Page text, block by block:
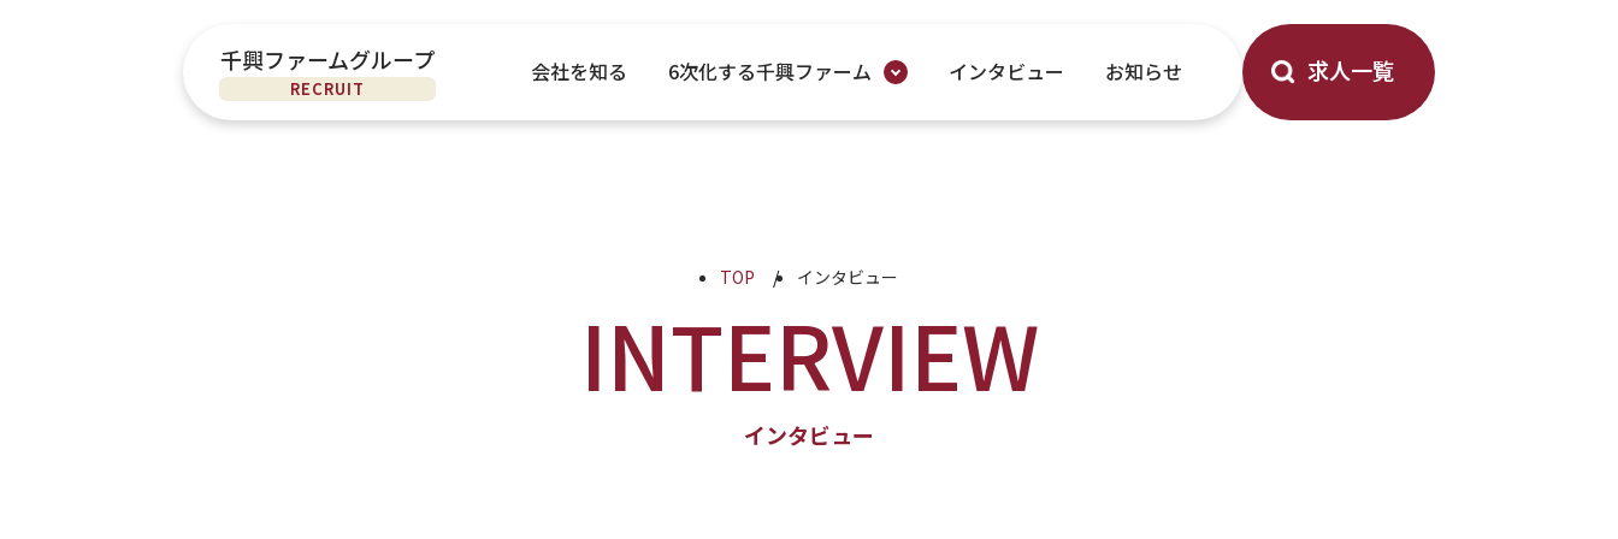
千興ファームグループ
RECRUIT
会社を知る 6次化する千興ファーム インタビュー お知らせ 求人一覧
TOP インタビュー
INTERVIEW
インタビュー